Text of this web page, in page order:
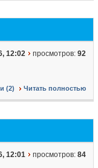
12:02 просмотров: 92
(2) Читать полностью
12:01 просмотров: 84